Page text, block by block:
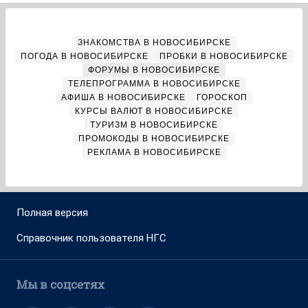
ЗНАКОМСТВА В НОВОСИБИРСКЕ
ПОГОДА В НОВОСИБИРСКЕ
ПРОБКИ В НОВОСИБИРСКЕ
ФОРУМЫ В НОВОСИБИРСКЕ
ТЕЛЕПРОГРАММА В НОВОСИБИРСКЕ
АФИША В НОВОСИБИРСКЕ
ГОРОСКОП
КУРСЫ ВАЛЮТ В НОВОСИБИРСКЕ
ТУРИЗМ В НОВОСИБИРСКЕ
ПРОМОКОДЫ В НОВОСИБИРСКЕ
РЕКЛАМА В НОВОСИБИРСКЕ
Полная версия
Справочник пользователя НГС
Мы в соцсетях